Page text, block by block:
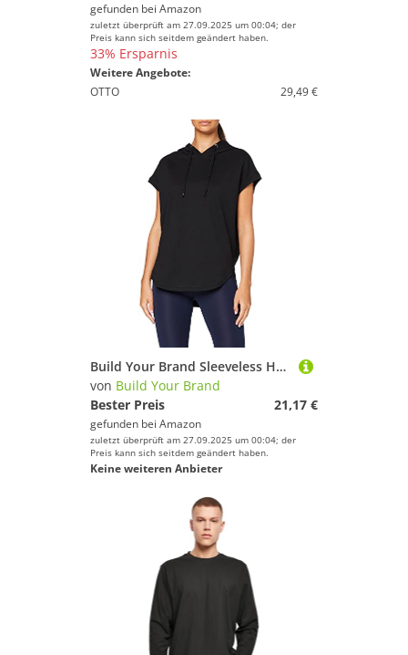
gefunden bei Amazon
zuletzt überprüft am 27.09.2025 um 00:04; der
Preis kann sich seitdem geändert haben.
33% Ersparnis
Weitere Angebote:
OTTO
29,49 €
Build Your Brand Sleeveless Hoody - Farbe: Black - Größe: 4XL
von Build Your Brand
Bester Preis
21,17 €
gefunden bei Amazon
zuletzt überprüft am 27.09.2025 um 00:04; der
Preis kann sich seitdem geändert haben.
Keine weiteren Anbieter